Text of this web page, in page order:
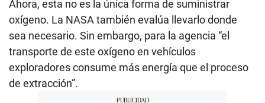
Ahora, esta no es la única forma de suministrar
oxígeno. La NASA también evalúa llevarlo donde
sea necesario. Sin embargo, para la agencia “el
transporte de este oxígeno en vehículos
exploradores consume más energía que el proceso
de extracción”.